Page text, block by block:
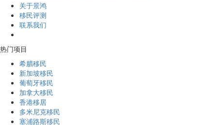
关于景鸿
移民评测
联系我们
热门项目
希腊移民
新加坡移民
葡萄牙移民
加拿大移民
香港移居
多米尼克移民
塞浦路斯移民